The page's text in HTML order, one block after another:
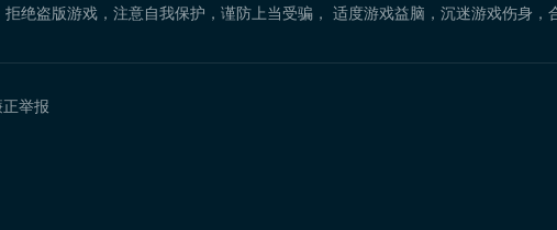
绝盗版游戏，注意自我保护，谨防上当受骗， 适度游戏益脑，沉迷游戏伤身，
正举报